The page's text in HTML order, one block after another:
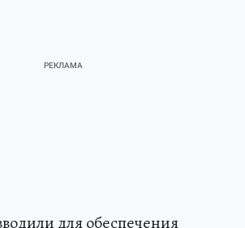
для обеспечения